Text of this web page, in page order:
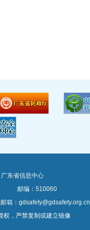
东省信息中心
楼 邮编：510060
：gdsafety@gdsafety.org.cn
权，严禁复制或建立镜像